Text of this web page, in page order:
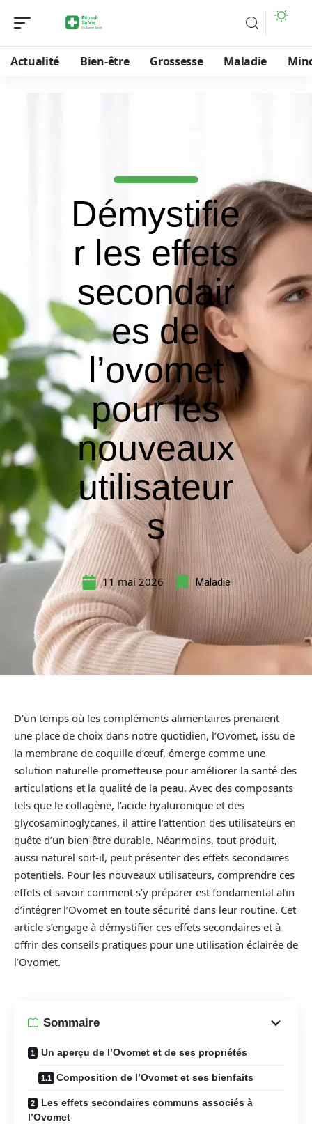
Actualité Bien-être Grossesse Maladie
Démystifie
r les effets
secondair
es de
l’ovomet
pour les
nouveaux
utilisateur
s
11 mai 2026 Maladie
D’un temps où les compléments alimentaires prenaient
une place de choix dans notre quotidien, l’Ovomet, issu de
la membrane de coquille d’œuf, émerge comme une
solution naturelle prometteuse pour améliorer la santé des
articulations et la qualité de la peau. Avec des composants
tels que le collagène, l’acide hyaluronique et des
glycosaminoglycanes, il attire l’attention des utilisateurs en
quête d’un bien-être durable. Néanmoins, tout produit,
aussi naturel soit-il, peut présenter des effets secondaires
potentiels. Pour les nouveaux utilisateurs, comprendre ces
effets et savoir comment s’y préparer est fondamental afin
d’intégrer l’Ovomet en toute sécurité dans leur routine. Cet
article s’engage à démystifier ces effets secondaires et à
offrir des conseils pratiques pour une utilisation éclairée de
l’Ovomet.
Sommaire
Un aperçu de l’Ovomet et de ses propriétés
Composition de l’Ovomet et ses bienfaits
Les effets secondaires communs associés à
l’Ovomet